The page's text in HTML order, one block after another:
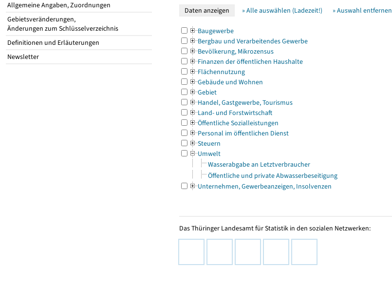
Allgemeine Angaben, Zuordnungen
Gebietsveränderungen,
Änderungen zum Schlüsselverzeichnis
Definitionen und Erläuterungen
Newsletter
» Alle auswählen (Ladezeit!) » Auswahl entfernen
Baugewerbe
Bergbau und Verarbeitendes Gewerbe
Bevölkerung, Mikrozensus
Finanzen der öffentlichen Haushalte
Flächennutzung
Gebäude und Wohnen
Gebiet
Handel, Gastgewerbe, Tourismus
Land- und Forstwirtschaft
Öffentliche Sozialleistungen
Personal im öffentlichen Dienst
Steuern
Umwelt
Wasserabgabe an Letztverbraucher
Öffentliche und private Abwasserbeseitigung
Unternehmen, Gewerbeanzeigen, Insolvenzen
Das Thüringer Landesamt für Statistik in den sozialen Netzwerken: